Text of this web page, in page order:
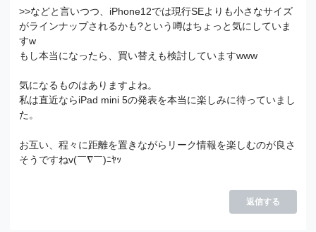
>>などと言いつつ、iPhone12では現行SEよりも小さなサイズ
がラインナップされるかも?という噂はちょっと気にしていま
すw
もし本当になったら、買い替えも検討していますwww
気になるものはありますよね。
私は直近ならiPad mini 5の発表を本当に楽しみに待っていまし
た。
お互い、程々に距離を置きながらリーク情報を楽しむのが良さ
そうですねv(￣∇￣)ﾆﾔｯ
返信する